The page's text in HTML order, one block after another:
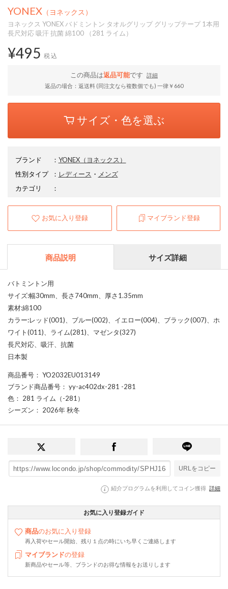
YONEX （ヨネックス）
ヨネックス YONEX バドミントン タオルグリップ グリップテープ 1本用
長尺対応 吸汗 抗菌 綿100 （281 ライム）
¥495 税込
この商品は返品可能です
詳細
返品の場合：返送料 (同注文なら複数個でも) 一律￥660
サイズ・色を選ぶ
ブランド ： YONEX（ヨネックス）
性別タイプ
： レディース ・ メンズ
カテゴリ
：
お気に入り登録 マイブランド登録
商品説明 サイズ詳細
バトミントン用
サイズ:幅30mm、長さ740mm、厚さ1.35mm
素材:綿100
カラー:レッド(001)、ブルー(002)、イエロー(004)、ブラック(007)、ホ
ワイト(011)、ライム(281)、マゼンタ(327)
長尺対応、吸汗、抗菌
日本製
商品番号 ： YO2032EU013149
ブランド商品番号 ： yy-ac402dx-281 -281
色 ： 281 ライム（-281）
シーズン ： 2026年 秋冬
URLをコピー
紹介プログラムを利用してコイン獲得 詳細
お気に入り登録ガイド
商品のお気に入り登録
再入荷やセール開始、残り１点の時にいち早くご連絡します
マイブランドの登録
新商品やセール等、ブランドのお得な情報をお送りします